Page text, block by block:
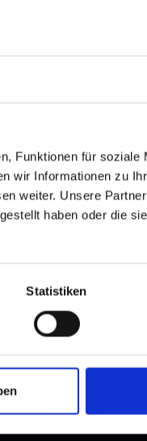
Funktionen für soziale
wir Informationen zu
weiter. Unsere
haben oder die
Statistiken